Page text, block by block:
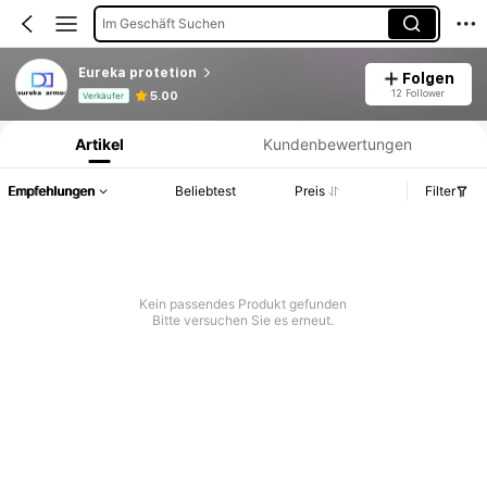
Im Geschäft Suchen
Eureka protetion
Verkäufer 5.00
Folgen
12 Follower
Produktinformation: Preisangabe, Verkaufs- und Lagerbestandsdetails.
Artikel Kundenbewertungen
Empfehlungen Beliebtest Preis Filter
Kein passendes Produkt gefunden
Bitte versuchen Sie es erneut.